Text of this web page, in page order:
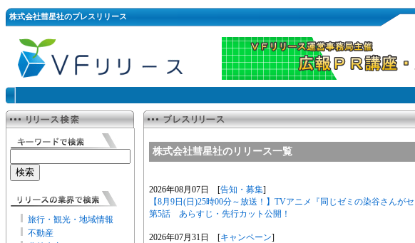
株式会社彗星社のプレスリリース
旅行・観光・地域情報
不動産
株式会社彗星社のリリース一覧
2026年08月07日 [告知・募集]
【8月9日(日)25時00分～放送！】TVアニメ『同じゼミの染谷さんが
第5話 あらすじ・先行カット公開！
2026年07月31日 [キャンペーン]